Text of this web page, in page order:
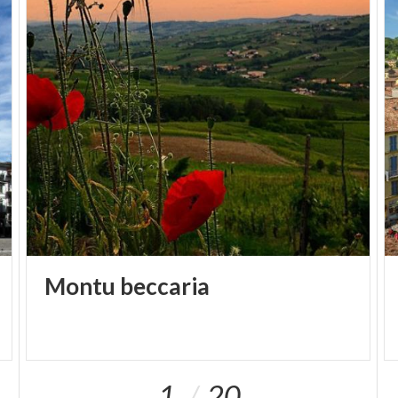
Montu beccaria